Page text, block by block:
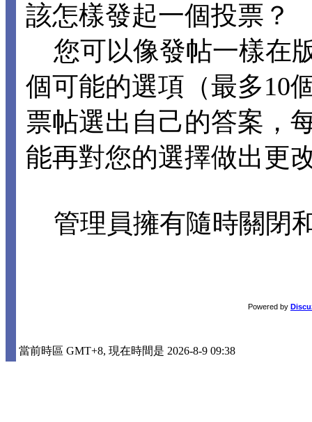
該怎樣發起一個投票？
您可以像發帖一樣在
個可能的選項（最多10
票帖選出自己的答案，
能再對您的選擇做出更
管理員擁有隨時關閉
Powered by
當前時區 GMT+8, 現在時間是 2026-8-9 09:38